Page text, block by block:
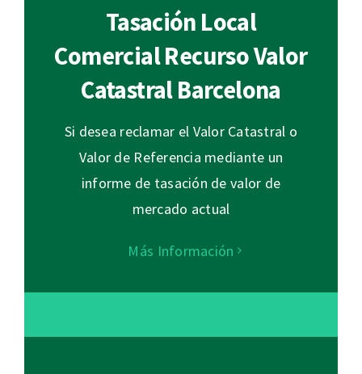
Tasación Local
Comercial Recurso Valor
Catastral Barcelona
Si desea reclamar el Valor Catastral o
Valor de Referencia mediante un
informe de tasación de valor de
mercado actual
Más Información